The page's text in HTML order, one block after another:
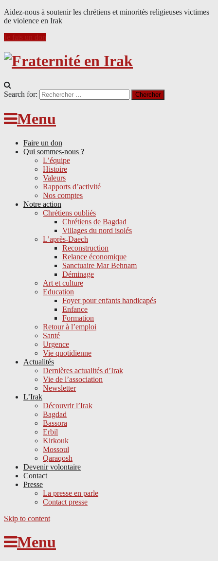
Aidez-nous à soutenir les chrétiens et minorités religieuses victimes
de violence en Irak
Je fais un don
Search for:
Menu
Faire un don
Qui sommes-nous ?
L’équipe
Histoire
Valeurs
Rapports d’activité
Nos comptes
Notre action
Chrétiens oubliés
Chrétiens de Bagdad
Villages du nord isolés
L’après-Daech
Reconstruction
Relance économique
Sanctuaire Mar Behnam
Déminage
Art et culture
Education
Foyer pour enfants handicapés
Enfance
Formation
Retour à l’emploi
Santé
Urgence
Vie quotidienne
Actualités
Dernières actualités d’Irak
Vie de l’association
Newsletter
L’Irak
Découvrir l’Irak
Bagdad
Bassora
Erbil
Kirkouk
Mossoul
Qaraqosh
Devenir volontaire
Contact
Presse
La presse en parle
Contact presse
Skip to content
Menu